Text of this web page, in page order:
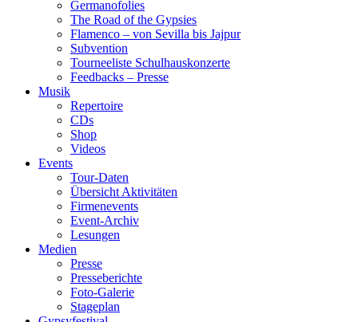
Germanofolies
The Road of the Gypsies
Flamenco – von Sevilla bis Jajpur
Subvention
Tourneeliste Schulhauskonzerte
Feedbacks – Presse
Musik
Repertoire
CDs
Shop
Videos
Events
Tour-Daten
Übersicht Aktivitäten
Firmenevents
Event-Archiv
Lesungen
Medien
Presse
Presseberichte
Foto-Galerie
Stageplan